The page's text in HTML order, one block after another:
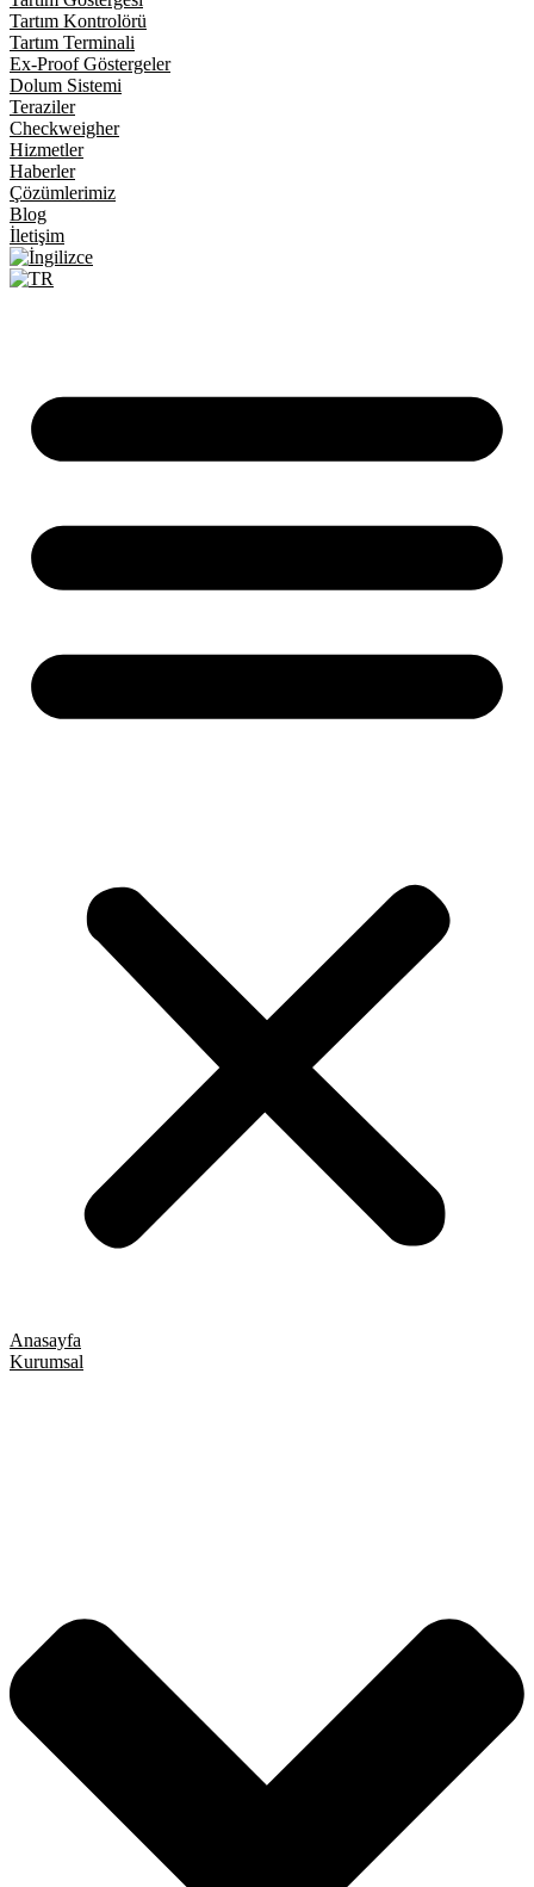
Tartım Kontrolörü
Tartım Terminali
Ex-Proof Göstergeler
Dolum Sistemi
Teraziler
Checkweigher
Hizmetler
Haberler
Çözümlerimiz
Blog
İletişim
Anasayfa
Kurumsal